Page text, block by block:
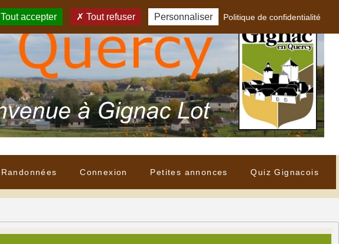
Randonnées Connexion Petites annonces Quiz Gignacois
Tout accepter Tout refuser Personnaliser Politique de confidentialité